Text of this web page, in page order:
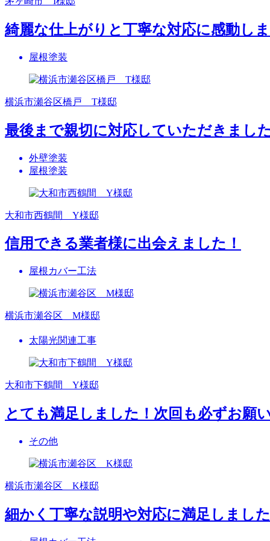
綺麗な仕上がりと丁寧な対応に感動しま
屋根塗装
横浜市瀬谷区橋戸 T様邸
最後まで親切に対応していただきました
外壁塗装
屋根塗装
大和市西鶴間 Y様邸
信用できる業者様に出会えました！
屋根カバー工法
横浜市瀬谷区 M様邸
太陽光関連工事
大和市下鶴間 Y様邸
とても満足しました！次回も必ずお願
その他
横浜市瀬谷区 K様邸
細かく丁寧な説明や対応に満足しました